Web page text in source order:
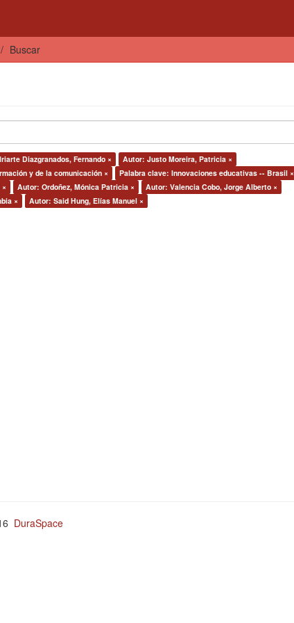
Buscar
Diazgranados, Fernando ×
Autor: Justo Moreira, Patricia ×
y de la comunicación ×
Palabra clave: Innovaciones educativas -- Brasil ×
Autor: Ordoñez, Mónica Patricia ×
Autor: Valencia Cobo, Jorge Alberto ×
×
Autor: Said Hung, Elías Manuel ×
DuraSpace